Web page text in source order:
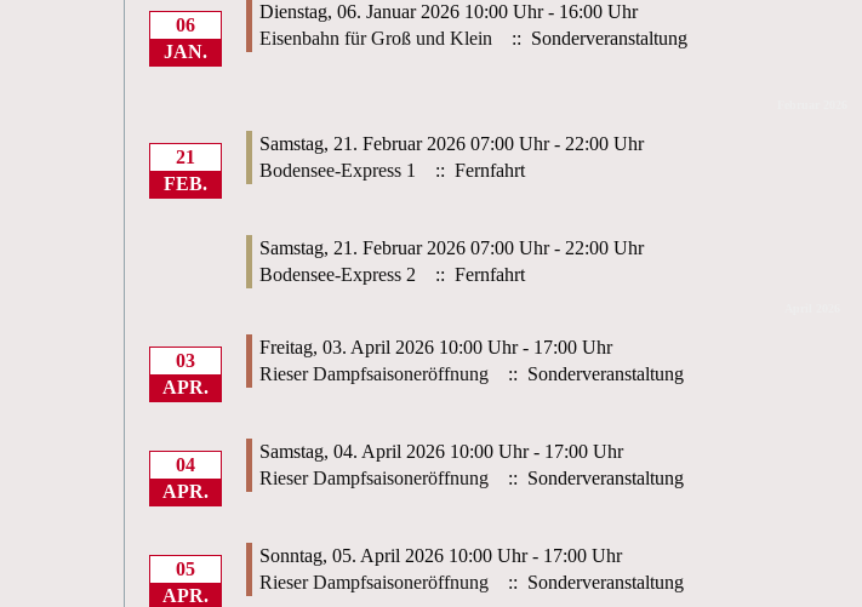
06
JAN.
Dienstag, 06. Januar 2026 10:00 Uhr - 16:00 Uhr
Eisenbahn für Groß und Klein
:: Sonderveranstaltung
21
FEB.
Samstag, 21. Februar 2026 07:00 Uhr - 22:00 Uhr
Bodensee-Express 1
:: Fernfahrt
Samstag, 21. Februar 2026 07:00 Uhr - 22:00 Uhr
Bodensee-Express 2
:: Fernfahrt
03
APR.
Freitag, 03. April 2026 10:00 Uhr - 17:00 Uhr
Rieser Dampfsaisoneröffnung
:: Sonderveranstaltung
04
APR.
Samstag, 04. April 2026 10:00 Uhr - 17:00 Uhr
Rieser Dampfsaisoneröffnung
:: Sonderveranstaltung
05
APR.
Sonntag, 05. April 2026 10:00 Uhr - 17:00 Uhr
Rieser Dampfsaisoneröffnung
:: Sonderveranstaltung